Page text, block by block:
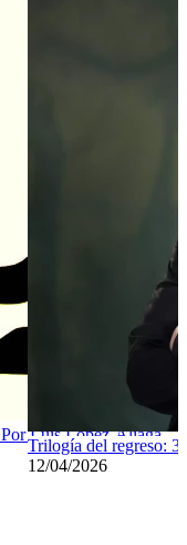
Mundial y muerte. Por Luis López-Aliaga
Trilogía del regreso:
12/04/2026